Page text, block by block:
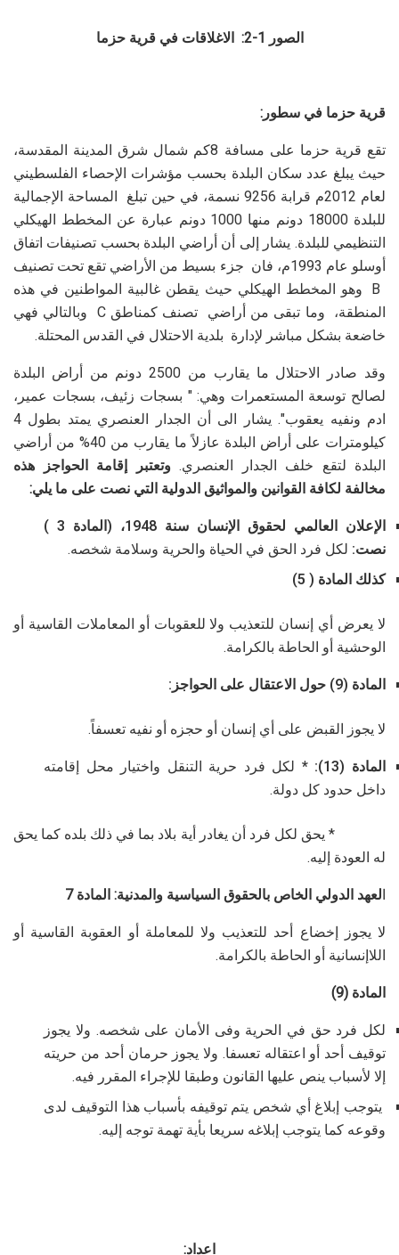
الصور 1-2: الاغلاقات في قرية حزما
قرية حزما في سطور:
تقع قرية حزما على مسافة 8كم شمال شرق المدينة المقدسة،
حيث يبلغ عدد سكان البلدة بحسب مؤشرات الإحصاء الفلسطيني
لعام 2012م قرابة 9256 نسمة، في حين تبلغ المساحة الإجمالية
للبلدة 18000 دونم منها 1000 دونم عبارة عن المخطط الهيكلي
التنظيمي للبلدة. يشار إلى أن أراضي البلدة بحسب تصنيفات اتفاق
أوسلو عام 1993م، فان جزء بسيط من الأراضي تقع تحت تصنيف
B
وهو المخطط الهيكلي حيث يقطن غالبية المواطنين في هذه
المنطقة، وما تبقى من أراضي تصنف كمناطقC وبالتالي فهي
خاضعة بشكل مباشر لإدارة بلدية الاحتلال في القدس المحتلة.
وقد صادر الاحتلال ما يقارب من 2500 دونم من أراض البلدة
لصالح توسعة المستعمرات وهي: " بسجات زئيف، بسجات عمير،
ادم ونفيه يعقوب". يشار الى أن الجدار العنصري يمتد بطول 4
كيلومترات على أراض البلدة عازلاً ما يقارب من 40% من أراضي
البلدة لتقع خلف الجدار العنصري.وتعتبر إقامة الحواجز هذه
مخالفة لكافة القوانين والمواثيق الدولية التي نصت على ما يلي:
الإعلان العالمي لحقوق الإنسان سنة 1948، (المادة 3 )
نصت: لكل فرد الحق في الحياة والحرية وسلامة شخصه.
كذلك المادة ( 5)
لا يعرض أي إنسان للتعذيب ولا للعقوبات أو المعاملات القاسية أو
الوحشية أو الحاطة بالكرامة.
المادة (9) حول الاعتقال على الحواجز:
لا يجوز القبض على أي إنسان أو حجزه أو نفيه تعسفاً.
المادة (13): *
لكل فرد حرية التنقل واختيار محل إقامته
داخل حدود كل دولة.
* يحق لكل فرد أن يغادر أية بلاد بما في ذلك بلده كما يحق
له العودة إليه.
لعهد الدولي الخاص بالحقوق السياسية والمدنية: المادة 7
لا يجوز إخضاع أحد للتعذيب ولا للمعاملة أو العقوبة القاسية أو
اللاإنسانية أو الحاطة بالكرامة.
المادة (9)
لكل فرد حق في الحرية وفى الأمان على شخصه. ولا يجوز
توقيف أحد أو اعتقاله تعسفا. ولا يجوز حرمان أحد من حريته
إلا لأسباب ينص عليها القانون وطبقا للإجراء المقرر فيه.
يتوجب إبلاغ أي شخص يتم توقيفه بأسباب هذا التوقيف لدى
وقوعه كما يتوجب إبلاغه سريعا بأية تهمة توجه إليه.
اعداد: